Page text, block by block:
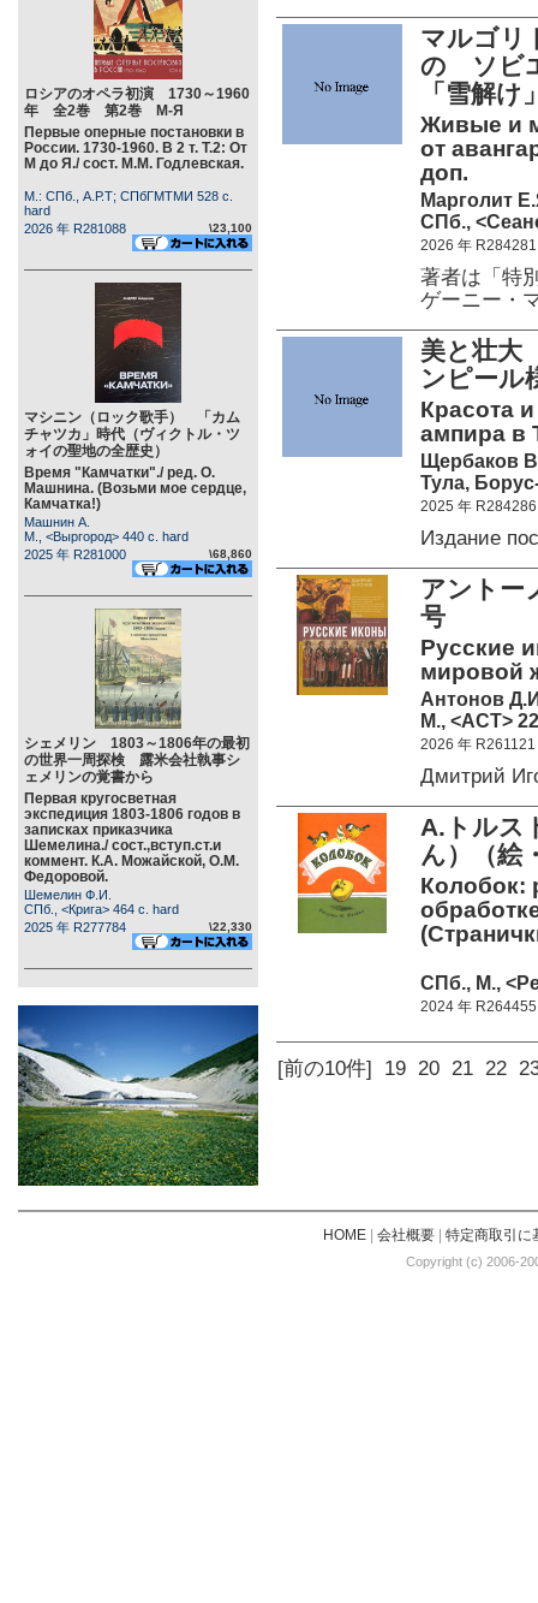
ロシアのオペラ初演 1730～1960
年 全2巻 第2巻 М-Я
Первые оперные постановки в
России. 1730-1960. В 2 т. Т.2: От
М до Я./ сост. М.М. Годлевская.
М.: СПб., А.Р.Т; СПбГМТМИ 528 c.
hard
2026 年 R281088
\23,100
マシニン（ロック歌手） 「カム
チャツカ」時代（ヴィクトル・ツ
ォイの聖地の全歴史）
Время "Камчатки"./ ред. О.
Машнина. (Возьми мое сердце,
Камчатка!)
Машнин А.
М., <Выргород> 440 c. hard
2025 年 R281000
\68,860
シェメリン 1803～1806年の最初
の世界一周探検 露米会社執事シ
ェメリンの覚書から
Первая кругосветная
экспедиция 1803-1806 годов в
записках приказчика
Шемелина./ сост.,вступ.ст.и
коммент. К.А. Можайской, О.М.
Федоровой.
Шемелин Ф.И.
СПб., <Крига> 464 c. hard
2025 年 R277784
\22,330
マルゴリ
の ソビ
「雪解
Живые и
от
доп.
Марголит
СПб.,
2026 年 R284281
著者は「特
ゲーニー・
美と壮大
ンピー
Красота
ампира в
Щербаков
Тула,
2025 年 R284286
Издание
アント
号
Русские
мировой
Антонов
М., <АСТ>
2026 年 R261121
Дмитрий
A.トルス
ん）（絵
Колобок:
СПб., М.,
2024 年 R264455
[前の10件] 19 20 21 22
HOME| 会社概要| 特定商取引に
Copyright (c) 2006-